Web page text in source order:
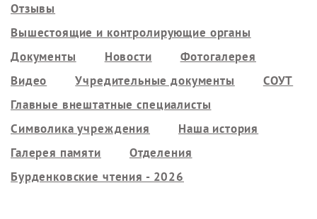
Отзывы
Вышестоящие и контролирующие органы
Документы
Новости
Фотогалерея
Видео
Учредительные документы
СОУТ
Главные внештатные специалисты
Символика учреждения
Наша история
Галерея памяти
Отделения
Бурденковские чтения - 2026